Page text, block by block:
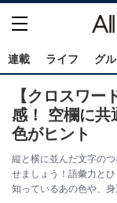
連載 ライフ グ
【クロスワー
感！ 空欄に共
色がヒント
縦と横に並んだ文字の
せましょう！語彙力と
知っているあの色や、身